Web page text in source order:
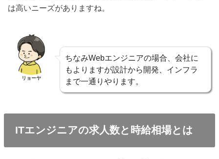
は高いニーズがありますね。
リョーヤ
ちなみWebエンジニアの場合、会社に
もよりますが設計から開発、インフラ
まで一通りやります。
ITエンジニアの求人数と時給相場とは